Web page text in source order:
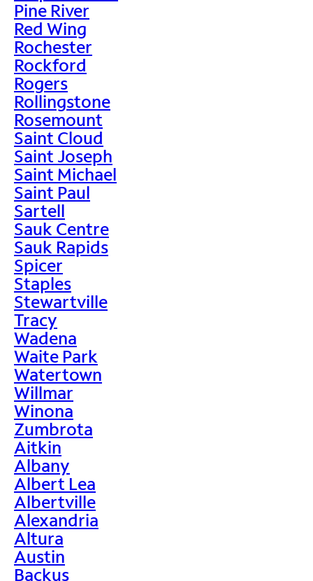
Pine River
Red Wing
Rochester
Rockford
Rogers
Rollingstone
Rosemount
Saint Cloud
Saint Joseph
Saint Michael
Saint Paul
Sartell
Sauk Centre
Sauk Rapids
Spicer
Staples
Stewartville
Tracy
Wadena
Waite Park
Watertown
Willmar
Winona
Zumbrota
Aitkin
Albany
Albert Lea
Albertville
Alexandria
Altura
Austin
Backus